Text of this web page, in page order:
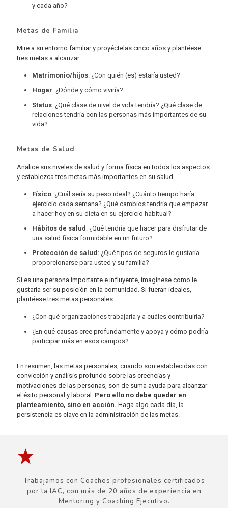
y cada año?
Metas de Familia
Mire a su entorno familiar y proyéctelas cinco años y plantéese
tres metas a alcanzar.
Matrimonio/hijos: ¿Con quién (es) estaría usted?
Hogar: ¿Dónde y cómo viviría?
Status: ¿Qué clase de nivel de vida tendría? ¿Qué clase de
relaciones tendría con las personas más importantes de su
vida?
Metas de Salud
Analice sus niveles de salud y forma física en todos los aspectos
y establezca tres metas más importantes en su salud.
Físico: ¿Cuál sería su peso ideal? ¿Cuánto tiempo haría
ejercicio cada semana? ¿Qué cambios tendría que empezar
a hacer hoy en su dieta en su ejercicio habitual?
Hábitos de salud : ¿Qué tendría que hacer para disfrutar de
una salud física formidable en un futuro?
Protección de salud: ¿Qué tipos de seguros le gustaría
proporcionarse para usted y su familia?
Si es una persona importante e influyente, imagínese como le
gustaría ser su posición en la comunidad. Si fueran ideales,
plantéese tres metas personales.
¿Con qué organizaciones trabajaría y a cuáles contribuiría?
¿En qué causas cree profundamente y apoya y cómo podría
participar más en esos campos?
En resumen, las metas personales, cuando son establecidas con
convicción y análisis profundo sobre las creencias y
motivaciones de las personas, son de suma ayuda para alcanzar
el éxito personal y laboral. Pero ello no debe quedar en
planteamiento, sino en acción. Haga algo cada día, la
persistencia es clave en la administración de las metas.
Trabajamos con Coaches profesionales certificados
por la IAC, con más de 20 años de experiencia en
Mentoring y Coaching Ejecutivo.